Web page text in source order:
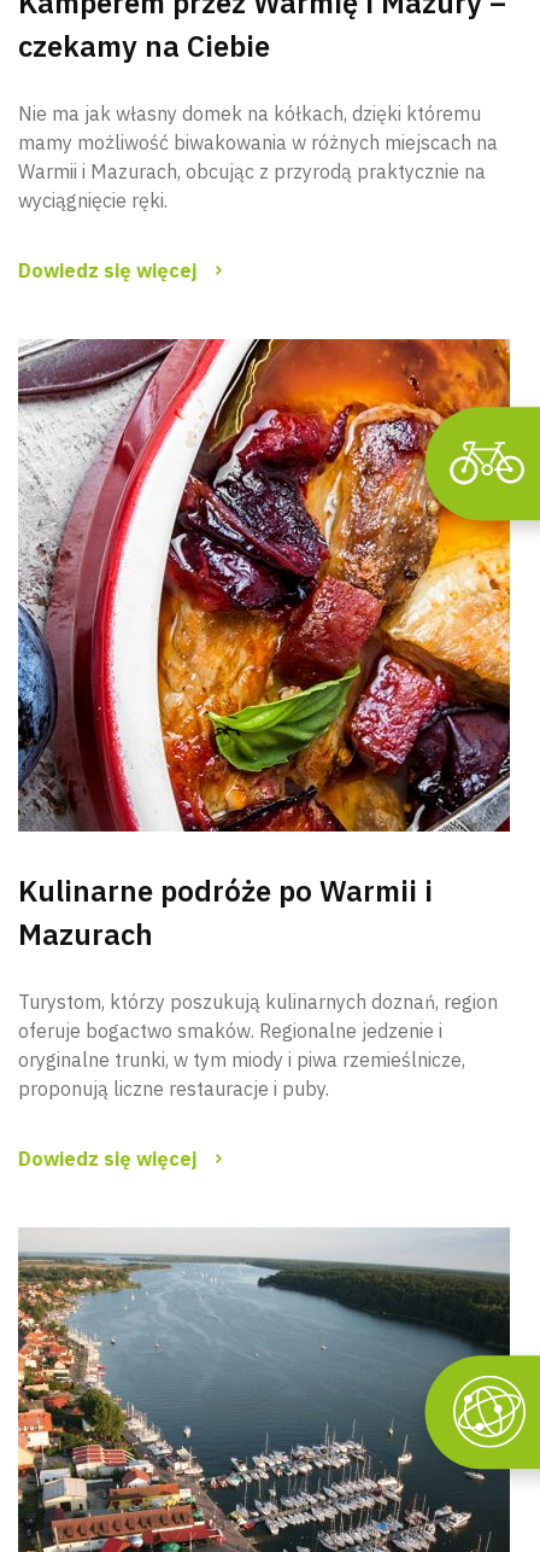
czekamy na Ciebie
Nie ma jak własny domek na kółkach, dzięki któremu
mamy możliwość biwakowania w różnych miejscach na
Warmii i Mazurach, obcując z przyrodą praktycznie na
wyciągnięcie ręki.
Dowiedz się więcej
Kulinarne podróże po Warmii i
Mazurach
Turystom, którzy poszukują kulinarnych doznań, region
oferuje bogactwo smaków. Regionalne jedzenie i
oryginalne trunki, w tym miody i piwa rzemieślnicze,
proponują liczne restauracje i puby.
Dowiedz się więcej